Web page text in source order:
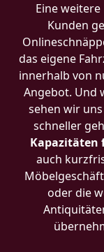
Eine
Kunden
das eigene
innerhalb von
Angebot. Und
sehen wir
schneller
Kapazitäten
auch
oder die